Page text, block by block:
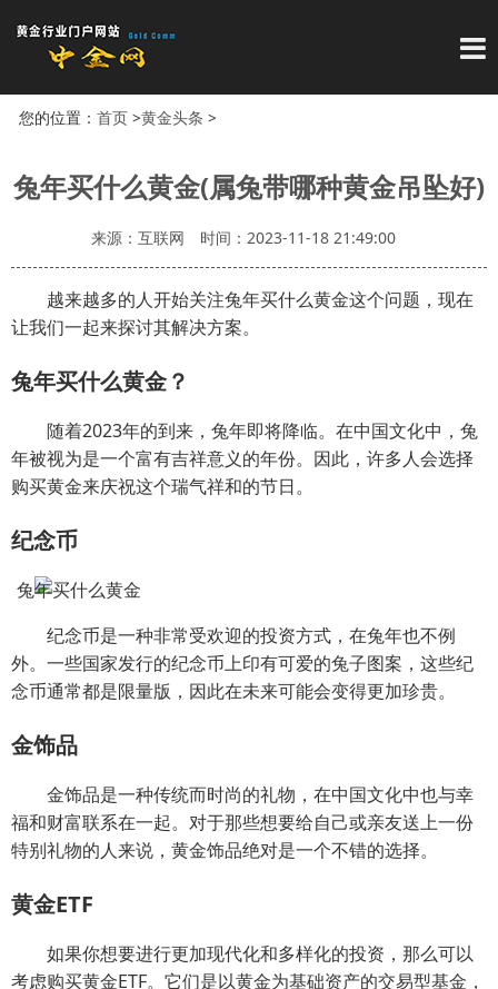
导
您的位置： 首页>黄金头条 >
兔年买什么黄金(属兔带哪种黄金吊坠好)
来源：互联网 时间：2023-11-18 21:49:00
越来越多的人开始关注兔年买什么黄金这个问题，现在
让我们一起来探讨其解决方案。
兔年买什么黄金？
随着2023年的到来，兔年即将降临。在中国文化中，兔
年被视为是一个富有吉祥意义的年份。因此，许多人会选择
购买黄金来庆祝这个瑞气祥和的节日。
纪念币
纪念币是一种非常受欢迎的投资方式，在兔年也不例
外。一些国家发行的纪念币上印有可爱的兔子图案，这些纪
念币通常都是限量版，因此在未来可能会变得更加珍贵。
金饰品
金饰品是一种传统而时尚的礼物，在中国文化中也与幸
福和财富联系在一起。对于那些想要给自己或亲友送上一份
特别礼物的人来说，黄金饰品绝对是一个不错的选择。
黄金ETF
如果你想要进行更加现代化和多样化的投资，那么可以
考虑购买黄金ETF。它们是以黄金为基础资产的交易型基金，